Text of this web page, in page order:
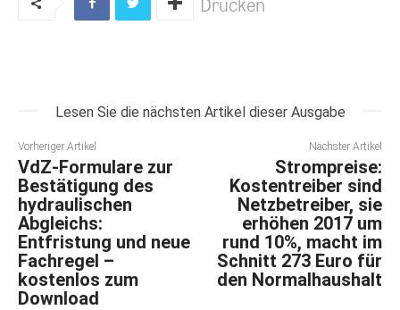
Lesen Sie die nächsten Artikel dieser Ausgabe
Vorheriger Artikel
VdZ-Formulare zur
Bestätigung des
hydraulischen
Abgleichs:
Entfristung und neue
Fachregel –
kostenlos zum
Download
Nächster Artikel
Strompreise:
Kostentreiber sind
Netzbetreiber, sie
erhöhen 2017 um
rund 10%, macht im
Schnitt 273 Euro für
den Normalhaushalt